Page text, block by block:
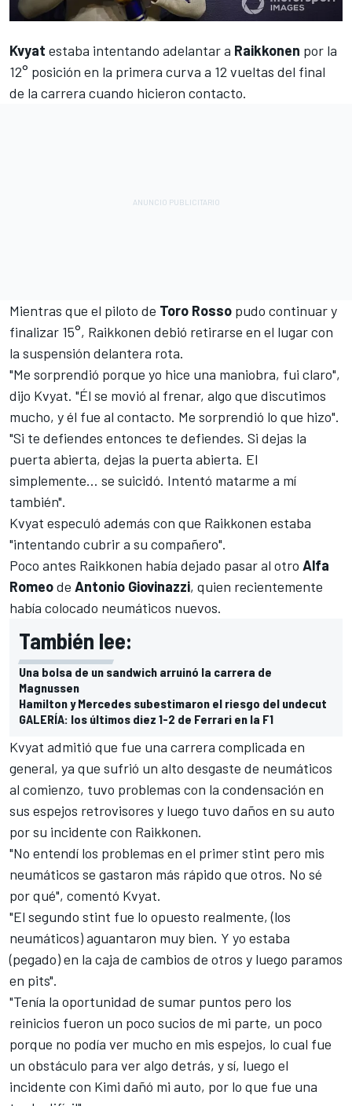
Kvyat estaba intentando adelantar a Raikkonen por la
12° posición en la primera curva a 12 vueltas del final
de la carrera cuando hicieron contacto.
Mientras que el piloto de Toro Rosso pudo continuar y
finalizar 15°, Raikkonen debió retirarse en el lugar con
la suspensión delantera rota.
"Me sorprendió porque yo hice una maniobra, fui claro",
dijo Kvyat. "Él se movió al frenar, algo que discutimos
mucho, y él fue al contacto. Me sorprendió lo que hizo".
"Si te defiendes entonces te defiendes. Si dejas la
puerta abierta, dejas la puerta abierta. El
simplemente… se suicidó. Intentó matarme a mí
también".
Kvyat especuló además con que Raikkonen estaba
"intentando cubrir a su compañero".
Poco antes Raikkonen había dejado pasar al otro Alfa
Romeode Antonio Giovinazzi, quien recientemente
había colocado neumáticos nuevos.
También lee:
Una bolsa de un sandwich arruinó la carrera de
Magnussen
Hamilton y Mercedes subestimaron el riesgo del undecut
GALERÍA: los últimos diez 1-2 de Ferrari en la F1
Kvyat admitió que fue una carrera complicada en
general, ya que sufrió un alto desgaste de neumáticos
al comienzo, tuvo problemas con la condensación en
sus espejos retrovisores y luego tuvo daños en su auto
por su incidente con Raikkonen.
"No entendí los problemas en el primer stint pero mis
neumáticos se gastaron más rápido que otros. No sé
por qué", comentó Kvyat.
"El segundo stint fue lo opuesto realmente, (los
neumáticos) aguantaron muy bien. Y yo estaba
(pegado) en la caja de cambios de otros y luego paramos
en pits".
"Tenía la oportunidad de sumar puntos pero los
reinicios fueron un poco sucios de mi parte, un poco
porque no podía ver mucho en mis espejos, lo cual fue
un obstáculo para ver algo detrás, y sí, luego el
incidente con Kimi dañó mi auto, por lo que fue una